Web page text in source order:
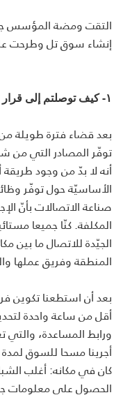
التقت ومضة المؤسس
إنشاء سوق تل وطرحت
١- كيف توصلتم إلى قرار إنشاء شركة سوق تل؟
بعد قضاء فترة طويلة
توفّر المصادر التي من
أنه لا بدّ من وجود
الأساسيّة حول توفّر
صناعة الاتصالات بأنّ
المكلفة. كنّا جميعا
الجيّدة للاتصال ما بين
المنطقة وفريق عملها
بعد أن استطعنا تكوين
أقل من ساعة واحدة
ورابط المساعدة، والتي
أجرينا مسحا للسوق
كان في مكانه: أغلب
الحصول على معلومات